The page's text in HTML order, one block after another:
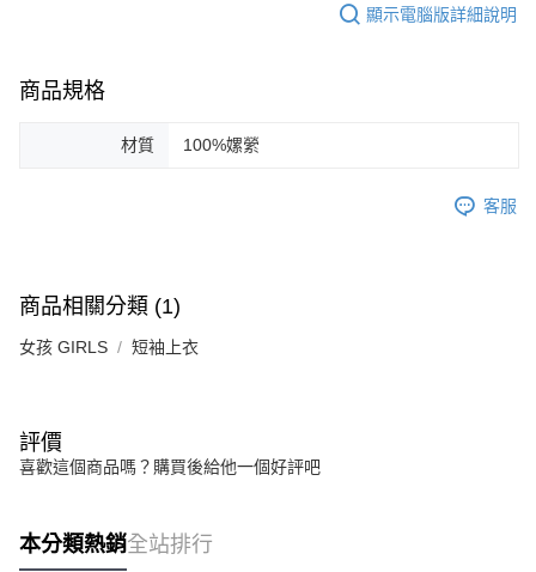
顯示電腦版詳細說明
商品規格
材質 100%嫘縈
客服
商品相關分類 (1)
女孩 GIRLS 短袖上衣
評價
喜歡這個商品嗎？購買後給他一個好評吧
本分類熱銷全站排行